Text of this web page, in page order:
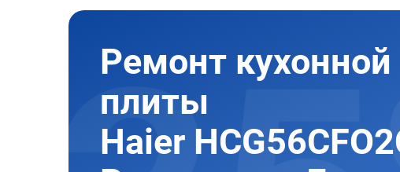
Ремонт кухонной
плиты
Haier